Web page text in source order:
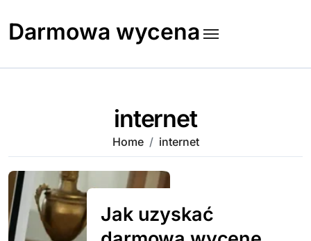
content
Darmowa wycena
internet
Home internet
Jak uzyskać